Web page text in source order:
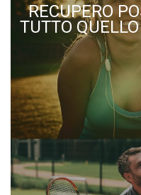
RECUPERO
TUTTO